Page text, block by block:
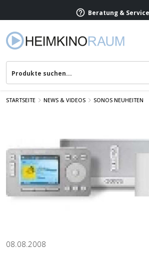
Beratung & Service
STARTSEITE NEWS & VIDEOS SONOS NEUHEITEN
08.08.2008